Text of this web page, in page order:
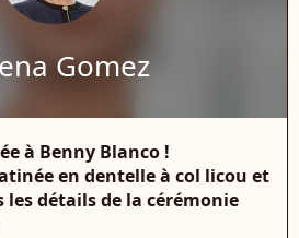
Gomez
à Benny Blanco !
en dentelle à col licou et
détails de la cérémonie